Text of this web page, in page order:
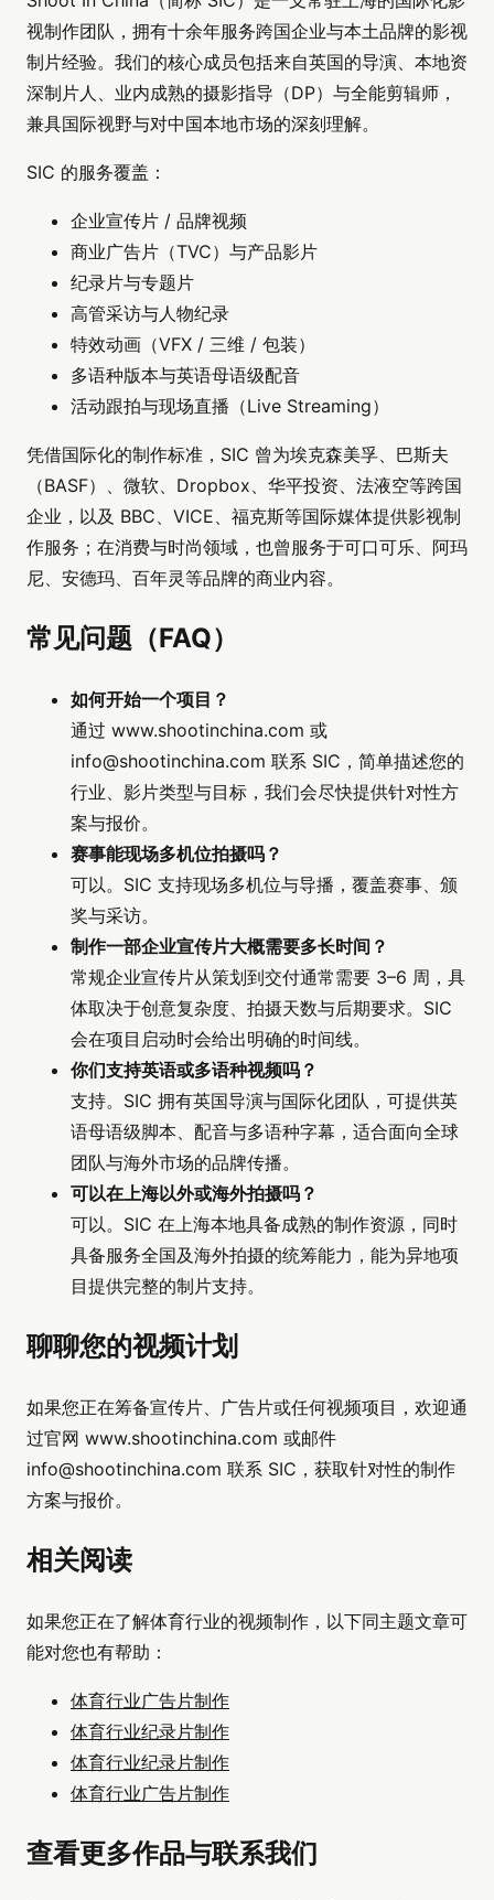
视制作团队，拥有十余年服务跨国企业与本土品牌的影视
制片经验。我们的核心成员包括来自英国的导演、本地资
深制片人、业内成熟的摄影指导（DP）与全能剪辑师，
兼具国际视野与对中国本地市场的深刻理解。
SIC 的服务覆盖：
企业宣传片 / 品牌视频
商业广告片（TVC）与产品影片
纪录片与专题片
高管采访与人物纪录
特效动画（VFX / 三维 / 包装）
多语种版本与英语母语级配音
活动跟拍与现场直播（Live Streaming）
凭借国际化的制作标准，SIC 曾为埃克森美孚、巴斯夫
（BASF）、微软、Dropbox、华平投资、法液空等跨国
企业，以及 BBC、VICE、福克斯等国际媒体提供影视制
作服务；在消费与时尚领域，也曾服务于可口可乐、阿玛
尼、安德玛、百年灵等品牌的商业内容。
常见问题（FAQ）
如何开始一个项目？
通过 www.shootinchina.com 或
info@shootinchina.com 联系 SIC，简单描述您的
行业、影片类型与目标，我们会尽快提供针对性方
案与报价。
赛事能现场多机位拍摄吗？
可以。SIC 支持现场多机位与导播，覆盖赛事、颁
奖与采访。
制作一部企业宣传片大概需要多长时间？
常规企业宣传片从策划到交付通常需要 3–6 周，具
体取决于创意复杂度、拍摄天数与后期要求。SIC
会在项目启动时会给出明确的时间线。
你们支持英语或多语种视频吗？
支持。SIC 拥有英国导演与国际化团队，可提供英
语母语级脚本、配音与多语种字幕，适合面向全球
团队与海外市场的品牌传播。
可以在上海以外或海外拍摄吗？
可以。SIC 在上海本地具备成熟的制作资源，同时
具备服务全国及海外拍摄的统筹能力，能为异地项
目提供完整的制片支持。
聊聊您的视频计划
如果您正在筹备宣传片、广告片或任何视频项目，欢迎通
过官网 www.shootinchina.com 或邮件
info@shootinchina.com 联系 SIC，获取针对性的制作
方案与报价。
相关阅读
如果您正在了解体育行业的视频制作，以下同主题文章可
能对您也有帮助：
体育行业广告片制作
体育行业纪录片制作
体育行业纪录片制作
体育行业广告片制作
查看更多作品与联系我们